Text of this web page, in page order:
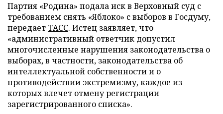
Партия «Родина» подала иск в Верховный суд с
требованием снять «Яблоко» с выборов в Госдуму,
передаетТАСС. Истец заявляет, что
«административный ответчик допустил
многочисленные нарушения законодательства о
выборах, в частности, законодательства об
интеллектуальной собственности и о
противодействии экстремизму, каждое из
которых влечет отмену регистрации
зарегистрированного списка».